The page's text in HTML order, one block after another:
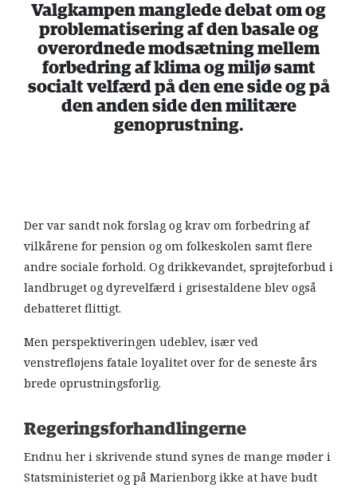
Valgkampen manglede debat om og
problematisering af den basale og
overordnede modsætning mellem
forbedring af klima og miljø samt
socialt velfærd på den ene side og på
den anden side den militære
genoprustning.
Der var sandt nok forslag og krav om forbedring af
vilkårene for pension og om folkeskolen samt flere
andre sociale forhold. Og drikkevandet, sprøjteforbud i
landbruget og dyrevelfærd i grisestaldene blev også
debatteret flittigt.
Men perspektiveringen udeblev, især ved
venstrefløjens fatale loyalitet over for de seneste års
brede oprustningsforlig.
Regeringsforhandlingerne
Endnu her i skrivende stund synes de mange møder i
Statsministeriet og på Marienborg ikke at have budt